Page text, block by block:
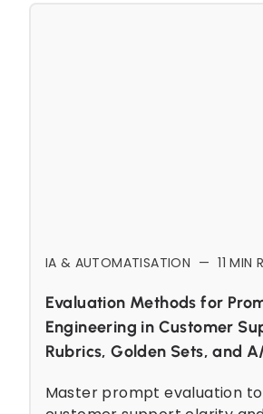
IA & AUTOMATISATION —11 MIN
Evaluation Methods for
Engineering in Customer
Rubrics, Golden Sets, and
Master prompt evaluation